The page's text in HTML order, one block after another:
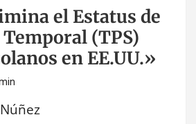
el Estatus de
(TPS)
en EE.UU.»